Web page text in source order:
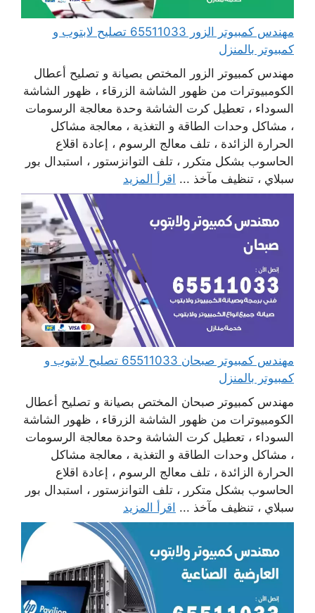
مهندس كمبيوتر الزور 65511033 تصليح لابتوب و
كمبيوتر بالمنزل
مهندس كمبيوتر الزور المختص بصيانة و تصليح أعطال
الكومبيوترات من ظهور الشاشة الزرقاء ، ظهور الشاشة
السوداء ، تعطيل كرت الشاشة وحدة معالجة الرسومات
، مشاكل وحدات الطاقة و التغذية ، معالجة مشاكل
الحرارة الزائدة ، تلف معالج الرسوم ، إعادة اقلاع
الحاسوب بشكل متكرر ، تلف التوانزستور ، استبدال بور
سبلاي ، تنظيف مآخذ ... اقرأ المزيد
مهندس كمبيوتر صبحان 65511033 تصليح لابتوب و
كمبيوتر بالمنزل
مهندس كمبيوتر صبحان المختص بصيانة و تصليح أعطال
الكومبيوترات من ظهور الشاشة الزرقاء ، ظهور الشاشة
السوداء ، تعطيل كرت الشاشة وحدة معالجة الرسومات
، مشاكل وحدات الطاقة و التغذية ، معالجة مشاكل
الحرارة الزائدة ، تلف معالج الرسوم ، إعادة اقلاع
الحاسوب بشكل متكرر ، تلف التوانزستور ، استبدال بور
سبلاي ، تنظيف مآخذ ... اقرأ المزيد